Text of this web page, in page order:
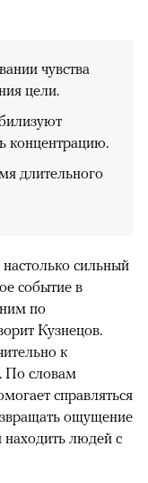
чувства
цели.
концентрацию.
длительного
сильный
событие в
по
Кузнецов.
к
По словам
справляться
ощущение
находить людей с